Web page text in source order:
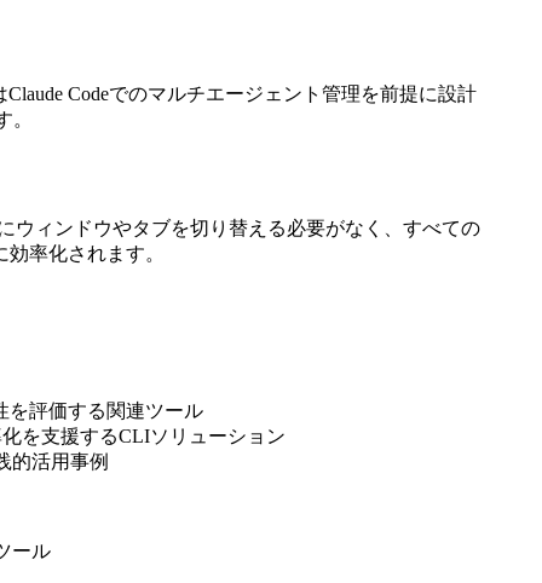
Codeでのマルチエージェント管理を前提に設計
。
ウィンドウやタブを切り替える必要がなく、すべての
率化されます。
評価する関連ツール
を支援するCLIソリューション
的活用事例
ール